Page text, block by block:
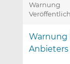
Warnung
Warnung
Anbieters